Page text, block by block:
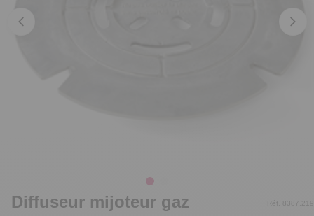
Diffuseur mijoteur gaz Réf. 8387.219